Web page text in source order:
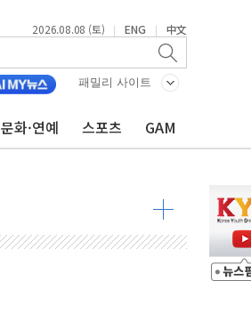
2026.08.08 (토) | ENG | 中文
패밀리 사이트
문화·연예 스포츠 GAM